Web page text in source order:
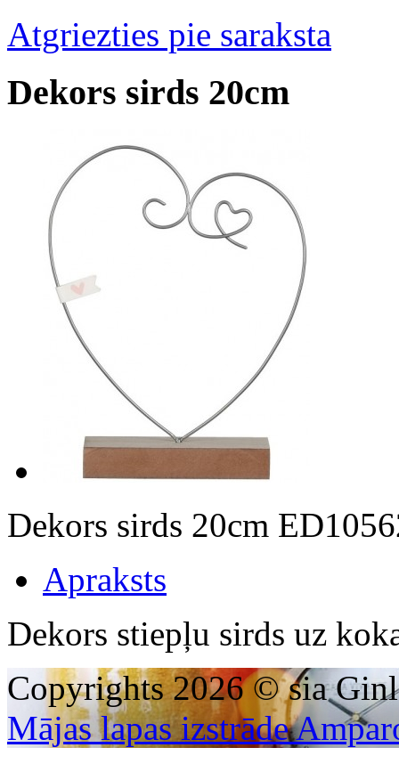
Atgriezties pie saraksta
Dekors sirds 20cm
Dekors sirds 20cm
Apraksts
Dekors stiepļu sirds uz
Copyrights 2026 © sia
Mājas lapas izstrāde